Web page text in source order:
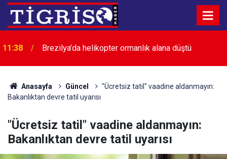
11:38 Brezilya’da helikopter ormanlık alana düştü
11:33 Güvencesiz çalışma can almaya devam ediyor
Anasayfa Güncel
"Ücretsiz tatil" vaadine aldanmayın:
Bakanlıktan devre tatil uyarısı
"Ücretsiz tatil" vaadine aldanmayın:
Bakanlıktan devre tatil uyarısı